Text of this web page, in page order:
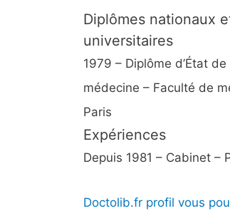
Diplômes nationaux
universitaires
1979 – Diplôme d’État
médecine – Faculté de
Paris
Expériences
Depuis 1981 – Cabinet –
Doctolib.fr profil vous